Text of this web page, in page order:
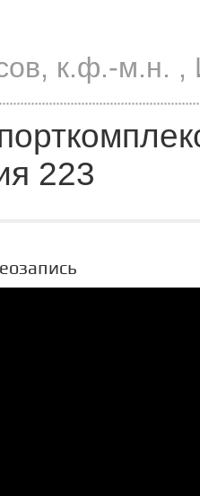
к.ф.-м.н.
223